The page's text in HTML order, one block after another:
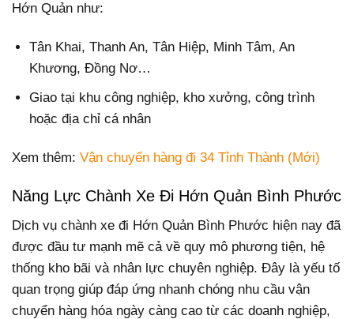
Hớn Quản như:
Tân Khai, Thanh An, Tân Hiệp, Minh Tâm, An
Khương, Đồng Nơ…
Giao tại khu công nghiệp, kho xưởng, công trình
hoặc địa chỉ cá nhân
Xem thêm: Vận chuyển hàng đi 34 Tỉnh Thành (Mới)
Năng Lực Chành Xe Đi Hớn Quản Bình Phước
Dịch vụ chành xe đi Hớn Quản Bình Phước hiện nay đã
được đầu tư mạnh mẽ cả về quy mô phương tiện, hệ
thống kho bãi và nhân lực chuyên nghiệp. Đây là yếu tố
quan trọng giúp đáp ứng nhanh chóng nhu cầu vận
chuyển hàng hóa ngày càng cao từ các doanh nghiệp,